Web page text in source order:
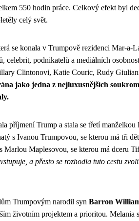
550 hodin práce. Celkový efekt byl
celý svět.
se konala v Trumpově rezidenci Mar-a-
celebrit, podnikatelů a mediálních
Clintonovi, Katie Couric, Rudy
jako jedna z nejluxusnějších
příjmení Trump a stala se třetí manželkou
s Ivanou Trumpovou, se kterou má tři
Marlou Maplesovou, se kterou má dceru
a přesto se rozhodla tuto cestu
Trumpovým narodil syn Barron
životním projektem a prioritou. Melania